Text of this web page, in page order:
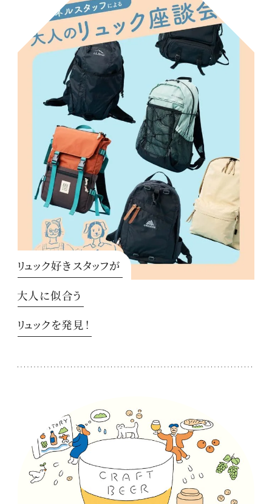
リュック好きスタッフが
大人に似合う
リュックを発見！